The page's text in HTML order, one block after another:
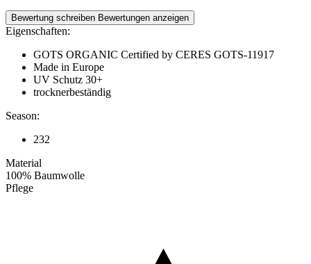
Bewertung schreiben Bewertungen anzeigen
Eigenschaften:
GOTS ORGANIC Certified by CERES GOTS-11917
Made in Europe
UV Schutz 30+
trocknerbeständig
Season:
232
Material
100% Baumwolle
Pflege